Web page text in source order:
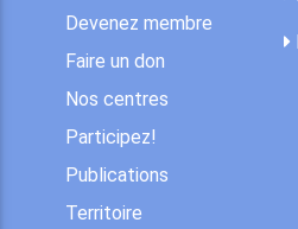
Devenez membre
Faire un don
Nos centres
Participez!
Publications
Territoire